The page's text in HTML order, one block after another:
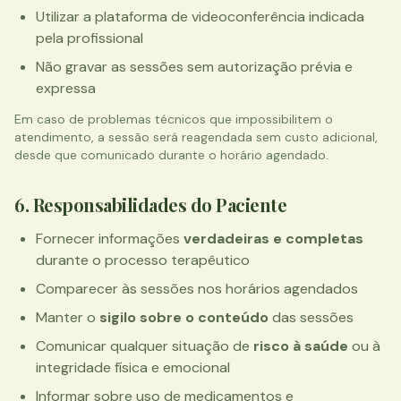
Utilizar a plataforma de videoconferência indicada
pela profissional
Não gravar as sessões sem autorização prévia e
expressa
Em caso de problemas técnicos que impossibilitem o
atendimento, a sessão será reagendada sem custo adicional,
desde que comunicado durante o horário agendado.
6. Responsabilidades do Paciente
Fornecer informações verdadeiras e completas
durante o processo terapêutico
Comparecer às sessões nos horários agendados
Manter o sigilo sobre o conteúdo das sessões
Comunicar qualquer situação de risco à saúde ou à
integridade física e emocional
Informar sobre uso de medicamentos e